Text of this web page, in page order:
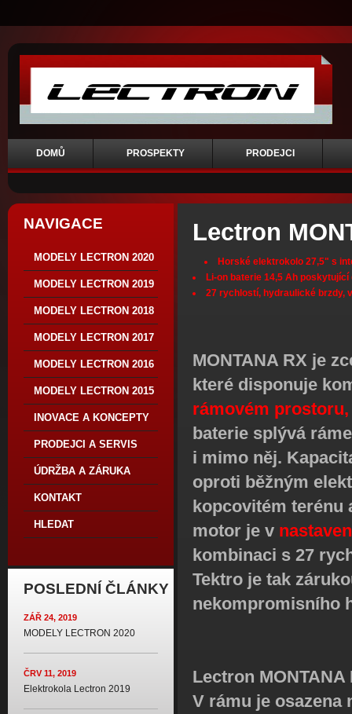
DOMŮ PROSPEKTY PRODEJCI
NAVIGACE
MODELY LECTRON 2020
MODELY LECTRON 2019
MODELY LECTRON 2018
MODELY LECTRON 2017
MODELY LECTRON 2016
MODELY LECTRON 2015
INOVACE A KONCEPTY
PRODEJCI A SERVIS
ÚDRŽBA A ZÁRUKA
KONTAKT
HLEDAT
POSLEDNÍ ČLÁNKY
ZÁŘ 24, 2019
MODELY LECTRON 2020
ČRV 11, 2019
Elektrokola Lectron 2019
Lectron
Horské elektrokolo 27,5" s
Li-on baterie 14,5 Ah poskytující
27 rychlostí, hydraulické brzdy,
MONTANA RX je
které disponuje
rámovém
baterie splývá
i mimo něj.
oproti běžným
kopcovitém terénu
motor je v
kombinaci s 27
Tektro je tak
nekompromisního
Lectron
V rámu je osazena